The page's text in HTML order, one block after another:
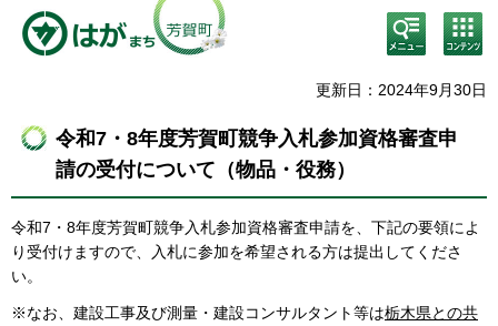
検
索・
メニ
コン
テン
ニュ
更新日：2024年9月30日
令和7・8年度芳賀町競争入札参加資格審査申
請の受付について（物品・役務）
令和7・8年度芳賀町競争入札参加資格審査申請を、下記の要領によ
り受付けますので、入札に参加を希望される方は提出してくださ
い。
※なお、建設工事及び測量・建設コンサルタント等は栃木県との共